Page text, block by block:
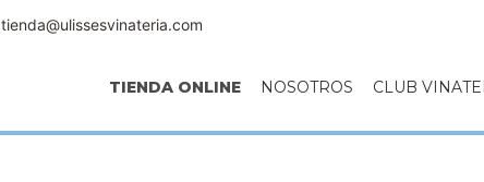
tienda@ulissesvinateria.com
TIENDA ONLINE NOSOTROS CLUB